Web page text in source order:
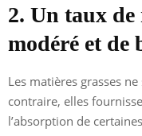
2. Un taux de
modéré et de
Les matières grasses
contraire, elles
l’absorption de